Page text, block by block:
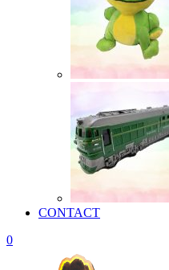
CONTACT
0